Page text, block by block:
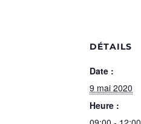
DÉTAILS
Date :
9 mai 2020
Heure :